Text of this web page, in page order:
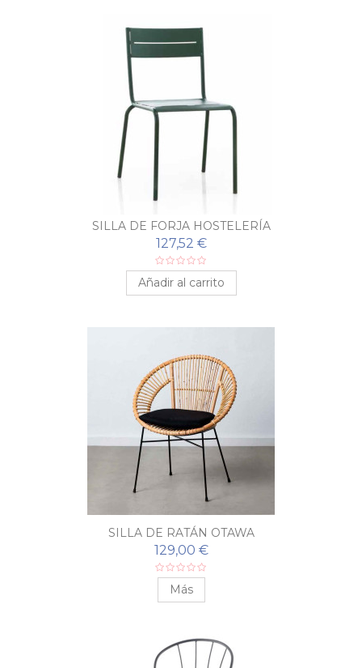
SILLA DE FORJA HOSTELERÍA
127,52 €
Añadir al carrito
SILLA DE RATÁN OTAWA
129,00 €
Más